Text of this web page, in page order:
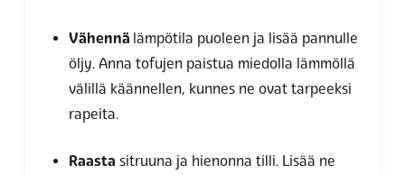
Vähennä lämpötila puoleen ja lisää pannulle
öljy. Anna tofujen paistua miedolla lämmöllä
välillä käännellen, kunnes ne ovat tarpeeksi
rapeita.
Raasta sitruuna ja hienonna tilli. Lisää ne